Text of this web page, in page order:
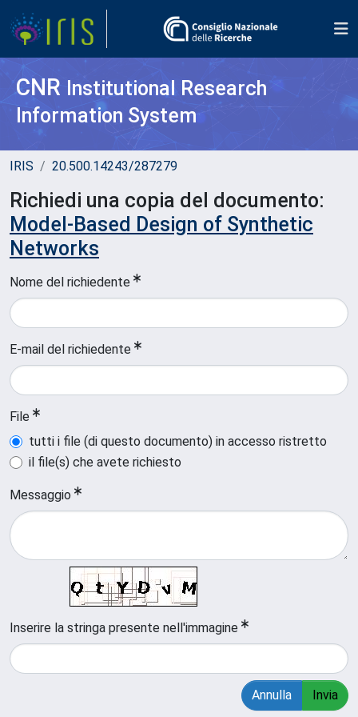
CNR Institutional Research
Information System
IRIS 20.500.14243/287279
Richiedi una copia del documento:
Model-Based Design of Synthetic
Networks
Nome del richiedente
E-mail del richiedente
File
tutti i file (di questo documento) in accesso ristretto
il file(s) che avete richiesto
Messaggio
Inserire la stringa presente nell'immagine
Annulla Invia